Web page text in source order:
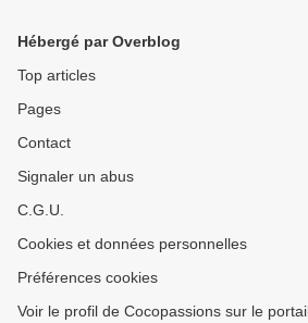
Hébergé par Overblog
Top articles
Pages
Contact
Signaler un abus
C.G.U.
Cookies et données personnelles
Préférences cookies
Voir le profil de Cocopassions sur le